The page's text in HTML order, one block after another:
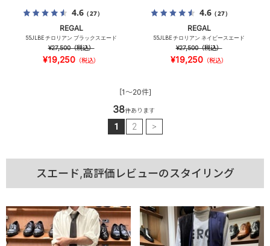
4.6（27）
REGAL
55JLBE チロリアン ブラックスエード
¥27,500（税込）
¥19,250 （税込）
4.6（27）
REGAL
55JLBE チロリアン ネイビースエード
¥27,500（税込）
¥19,250 （税込）
[1～20件]
38件あります
1 2 >
スエード,高評価レビューのスタイリング